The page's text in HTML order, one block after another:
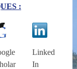
:
Linked
In